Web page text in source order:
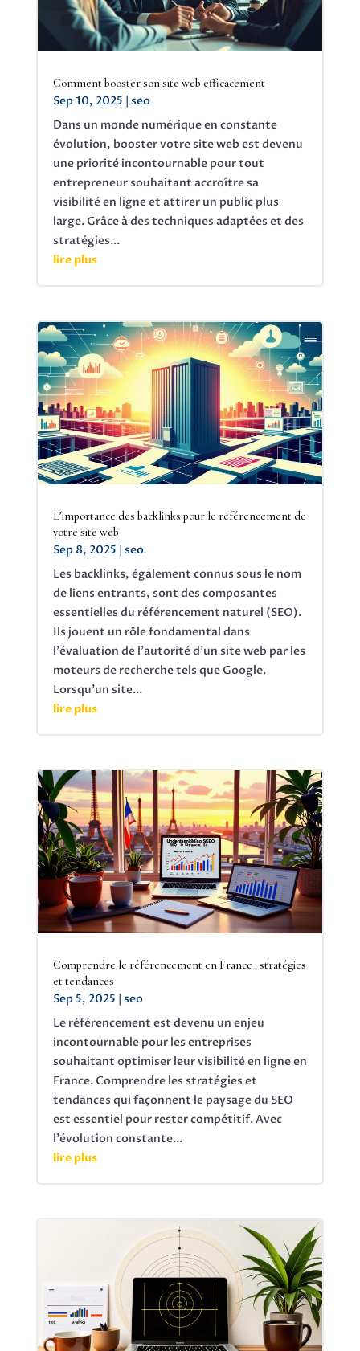
Comment booster son site web efficacement
Sep 10, 2025 seo
Dans un monde numérique en constante
évolution, booster votre site web est devenu
une priorité incontournable pour tout
entrepreneur souhaitant accroître sa
visibilité en ligne et attirer un public plus
large. Grâce à des techniques adaptées et des
stratégies...
lire plus
L’importance des backlinks pour le référencement de
votre site web
Sep 8, 2025 seo
Les backlinks, également connus sous le nom
de liens entrants, sont des composantes
essentielles du référencement naturel (SEO).
Ils jouent un rôle fondamental dans
l'évaluation de l'autorité d'un site web par les
moteurs de recherche tels que Google.
Lorsqu'un site...
lire plus
Comprendre le référencement en France : stratégies
et tendances
Sep 5, 2025 | seo
Le référencement est devenu un enjeu
incontournable pour les entreprises
souhaitant optimiser leur visibilité en ligne en
France. Comprendre les stratégies et
tendances qui façonnent le paysage du SEO
est essentiel pour rester compétitif. Avec
l'évolution constante...
lire plus